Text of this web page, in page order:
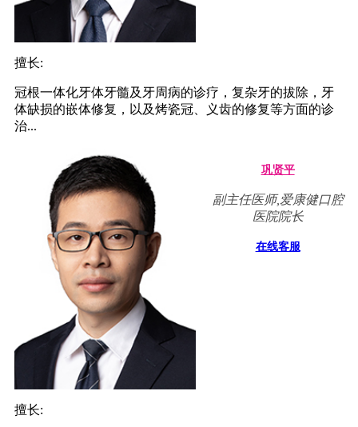
擅长:
冠根一体化牙体牙髓及牙周病的诊疗，复杂牙的拔除，牙
体缺损的嵌体修复，以及烤瓷冠、义齿的修复等方面的诊
治...
巩贤平
副主任医师,爱康健口腔
医院院长
在线客服
擅长: